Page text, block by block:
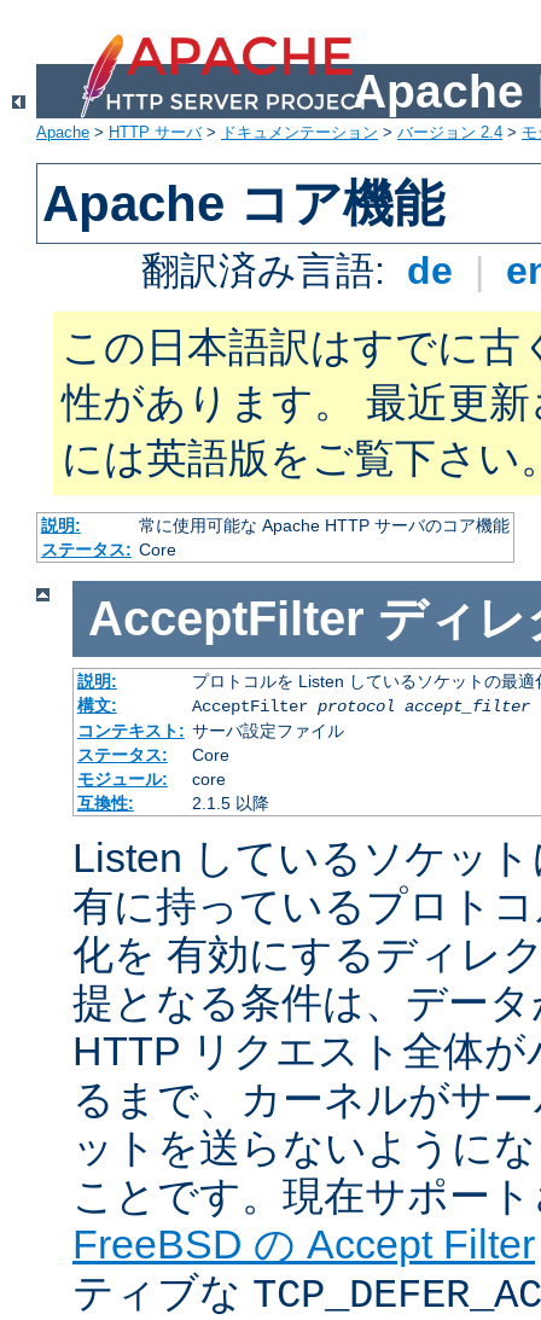
Apache
Apache > HTTP サーバ> ドキュメンテーション > バージョン 2.4 >
Apache コア機能
翻訳済み言語: de |
この日本語訳はすでに古
性があります。 最近更
には英語版をご覧下さい
説明:
常に使用可能な Apache HTTP サーバのコア機能
ステータス: Core
AcceptFilter ディレ
説明:
プロトコルを Listen しているソケットの最適
構文:
AcceptFilter protocol accept_filter
コンテキスト: サーバ設定ファイル
ステータス:
Core
モジュール:
core
互換性:
2.1.5 以降
Listen しているソケッ
有に持っているプロト
化を 有効にするディレ
提となる条件は、デー
HTTP リクエスト全体
るまで、カーネルがサ
ットを送らないように
ことです。現在サポー
FreeBSD の Accept Filter
ティブな